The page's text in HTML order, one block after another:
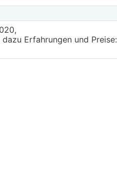
Erfahrungen und Preise: